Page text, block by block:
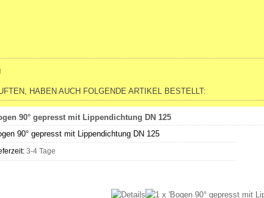
HABEN AUCH FOLGENDE ARTIKEL BESTELLT:
90° gepresst mit Lippendichtung DN 125
90° gepresst mit Lippendichtung DN 125
3-4 Tage